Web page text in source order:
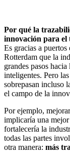
Por qué la
innovación para
Es gracias a
Rotterdam que la
grandes pasos
inteligentes. Pero
sobrepasan incluso
el campo de la
Por ejemplo,
implicaría una
fortalecería la
todas las partes
otra manera: más